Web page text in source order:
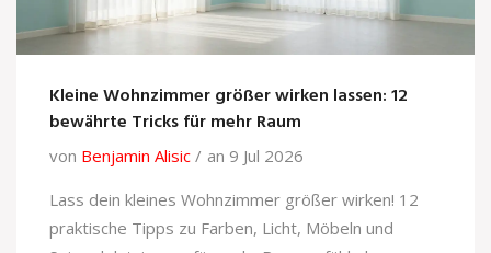
Kleine Wohnzimmer größer wirken lassen: 12
bewährte Tricks für mehr Raum
von Benjamin Alisic
an 9 Jul 2026
Lass dein kleines Wohnzimmer größer wirken! 12
praktische Tipps zu Farben, Licht, Möbeln und